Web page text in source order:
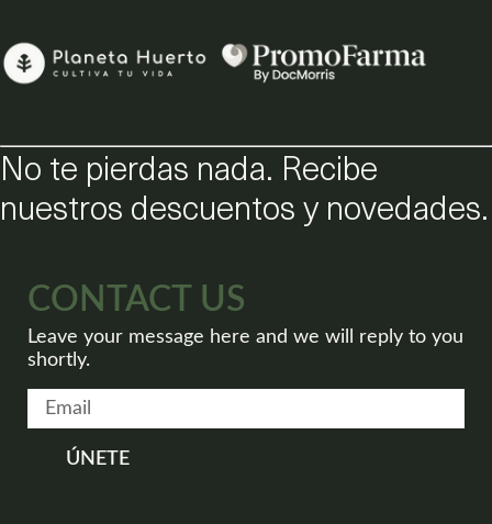
No te pierdas nada. Recibe
nuestros descuentos y novedades.
CONTACT US
Leave your message here and we will reply to you
shortly.
ÚNETE